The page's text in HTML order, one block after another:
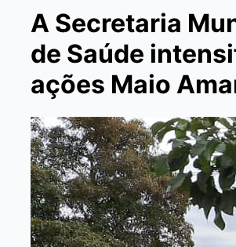
A Secretaria
de Saúde
ações Maio